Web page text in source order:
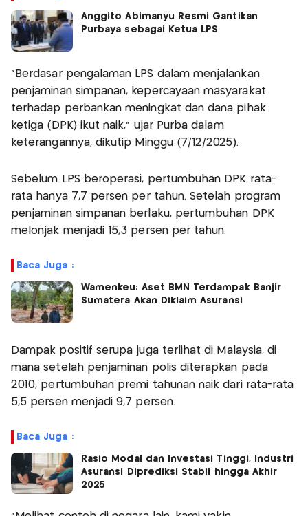
Anggito Abimanyu Resmi Gantikan
Purbaya sebagai Ketua LPS
“Berdasar pengalaman LPS dalam menjalankan
penjaminan simpanan, kepercayaan masyarakat
terhadap perbankan meningkat dan dana pihak
ketiga (DPK) ikut naik,” ujar Purba dalam
keterangannya, dikutip Minggu (7/12/2025).
Sebelum LPS beroperasi, pertumbuhan DPK rata-
rata hanya 7,7 persen per tahun. Setelah program
penjaminan simpanan berlaku, pertumbuhan DPK
melonjak menjadi 15,3 persen per tahun.
Baca Juga :
Wamenkeu: Aset BMN Terdampak Banjir
Sumatera Akan Diklaim Asuransi
Dampak positif serupa juga terlihat di Malaysia, di
mana setelah penjaminan polis diterapkan pada
2010, pertumbuhan premi tahunan naik dari rata-rata
5,5 persen menjadi 9,7 persen.
Baca Juga :
Rasio Modal dan Investasi Tinggi, Industri
Asuransi Diprediksi Stabil hingga Akhir
2025